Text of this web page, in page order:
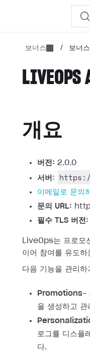
보너스 / 보너
개요
버전: 2.0.0
서버 :
이메일로 문의
문의 URL:
필수 TLS 버전:
LiveOps는 프로모
이어 참여를 유도하
다음 기능을 관리
Promotions-
을 생성하고 관
로그를 디스플
다.